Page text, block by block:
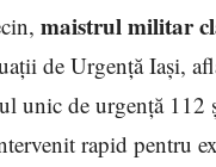
maistrul militar
de Urgență Iași,
unic de urgență
rapid pentru